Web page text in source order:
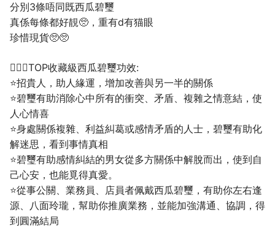
分別3條唔同既西瓜碧璽
真係每條都好靚🥺，重有d有猫眼
珍惜現貨🥺🥺
💁🏼‍♀️TOP收藏級西瓜碧璽功效:
⭐招貴人，助人緣運，增加改善與另一半的關係
⭐碧璽有助消除心中所有的衝突、矛盾、複雜之情意結，使
人心情喜
⭐身處關係複雜、利益糾葛或感情矛盾的人士，碧璽有助化
解迷思，看到事情真相
⭐碧璽有助感情糾結的男女從多方關係中解脫而出，使到自
己心安，也能覓得真愛。
⭐從事公關、業務員、店員者佩戴西瓜碧璽，有助你左右逢
源、八面玲瓏，幫助你推廣業務，並能加強溝通、協調，得
到圓滿結局